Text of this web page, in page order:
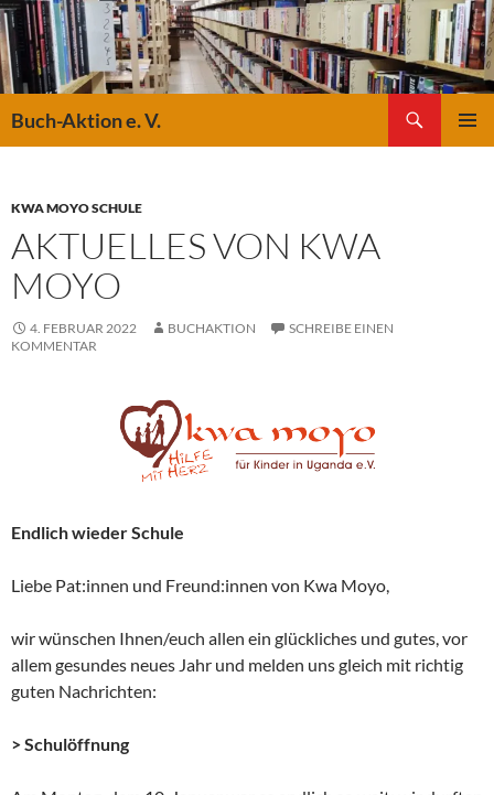
Buch-Aktion e. V.
KWA MOYO SCHULE
AKTUELLES VON KWA
MOYO
4. FEBRUAR 2022 BUCHAKTION
SCHREIBE EINEN
KOMMENTAR
Endlich wieder Schule
Liebe Pat:innen und Freund:innen von Kwa Moyo,
wir wünschen Ihnen/euch allen ein glückliches und gutes, vor
allem gesundes neues Jahr und melden uns gleich mit richtig
guten Nachrichten:
> Schulöffnung